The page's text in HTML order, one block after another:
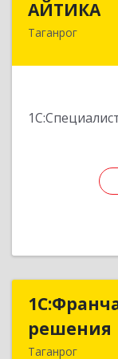
АЙТИКА
Таганрог
решения
Таганрог